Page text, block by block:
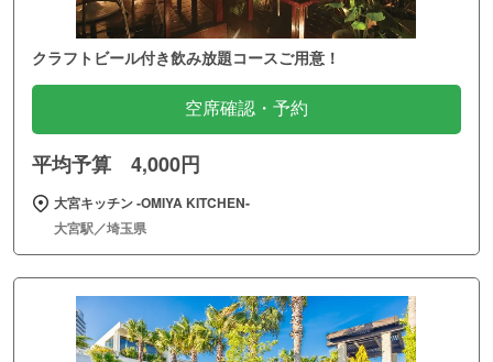
クラフトビール付き飲み放題コースご用意！
空席確認・予約
平均予算 4,000円
大宮キッチン ‐OMIYA KITCHEN‐
大宮駅／埼玉県